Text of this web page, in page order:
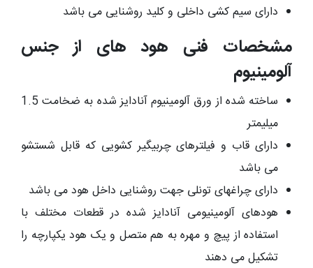
دارای سیم کشی داخلی و کلید روشنایی می باشد
مشخصات فنی هود های از جنس
آلومینیوم
ساخته شده از ورق آلومینیوم آنادایز شده به ضخامت 1.5
میلیمتر
دارای قاب و فیلترهای چربیگیر کشویی که قابل شستشو
می باشد
دارای چراغهای تونلی جهت روشنایی داخل هود می باشد
هودهای آلومینیومی آنادایز شده در قطعات مختلف با
استفاده از پیچ و مهره به هم متصل و یک هود یکپارچه را
تشکیل می دهند